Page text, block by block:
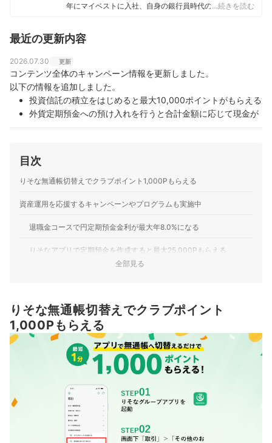
年にマイベストに入社、自身の銀行員時代の経験を活か
済を専門に解説コンテンツの制作を統括する。 また、
関する連載も担当している。
大島凱斗のプロフィール
…続きを読む
最近の更新内容
2026.07.30 更新
コンテンツ全体のキャンペーン情報を更新しました。
以下の情報を追加しました。
投資信託の積立をはじめると最大10,000ポイントがもらえる
外貨定期預金への預け入れを行うと合計金額に応じて現金が
もらえる
目次
りそな無通帳切替えでクラブポイント1,000Pもらえる
資産運用を応援するキャンペーンやプログラムも実施中
退職金コースで円定期預金金利が最大年8.0%になる
りそなアプリで定期預金を作成すると最大25,000Pもらえる
る
りそな銀行のサービスをもっと詳しく知りたい人は、あわせてチェッ
人気のネット銀行を徹底比較。定期預金はどこがお得？
全部見る
りそな無通帳切替えでクラブポイント
1,000Pもらえる